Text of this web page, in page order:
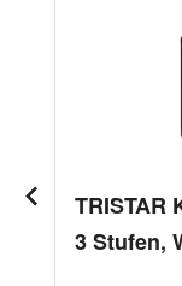
TRISTAR
3 Stufen,